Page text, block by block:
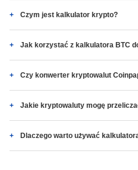
Czym jest kalkulator krypto?
Jak korzystać z kalkulatora BTC
Czy konwerter kryptowalut
Jakie kryptowaluty mogę
Dlaczego warto używać